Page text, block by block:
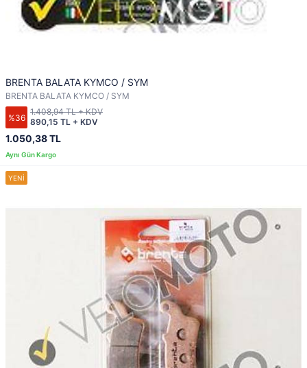
BRENTA BALATA KYMCO / SYM
BRENTA BALATA KYMCO / SYM
%36
1.050,38 TL
890,15 TL + KDV
1.408,94 TL + KDV